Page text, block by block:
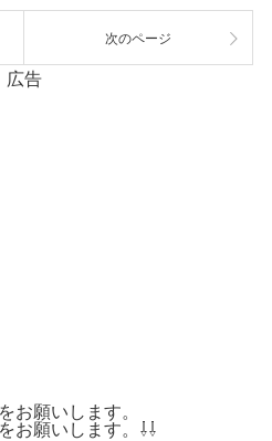
次のページ
広告
お願いします。
お願いします。⇩⇩